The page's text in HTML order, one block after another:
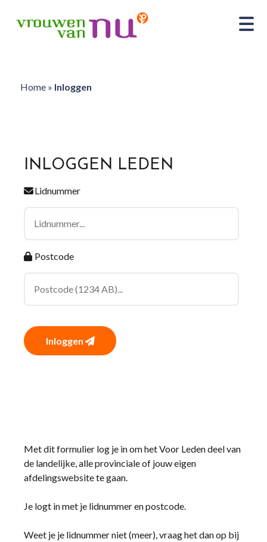
Home» Inloggen
INLOGGEN LEDEN
Lidnummer
Postcode
Inloggen
Met dit formulier log je in om het Voor Leden deel van
de landelijke, alle provinciale of jouw eigen
afdelingswebsite te gaan.
Je logt in met je lidnummer en postcode.
Weet je je lidnummer niet (meer), vraag het dan op bij